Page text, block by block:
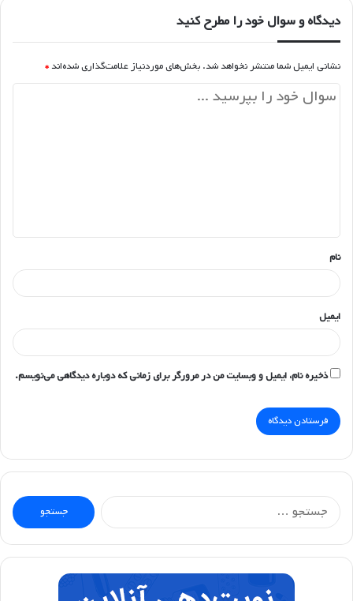
دیدگاه و سوال خود را مطرح کنید
نشانی ایمیل شما منتشر نخواهد شد. بخش‌های موردنیاز علامت‌گذاری شده‌اند *
*
نام
ایمیل
ذخیره نام، ایمیل و وبسایت من در مرورگر برای زمانی که دوباره دیدگاهی می‌نویسم.
جستجو
برای: